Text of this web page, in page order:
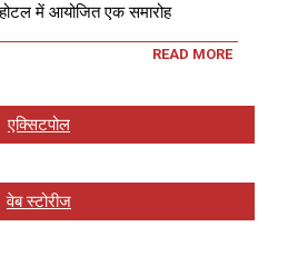
होटल में आयोजित एक समारोह
READ MORE
एक्सिटपोल
वेब स्टोरीज